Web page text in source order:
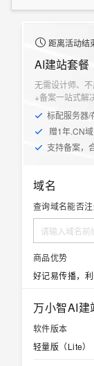
距离活动结
AI建站套餐
无需设计师、
+备案一站式解
标配服务器/
赠1年.CN域
支持备案，
域名
查询域名能否
商品优势
好记易传播，
万小智AI建
软件版本
轻量版（Lite）